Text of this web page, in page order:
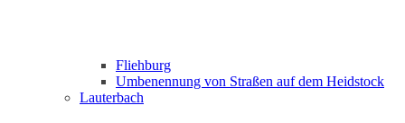
Fliehburg
Umbenennung von Straßen auf dem Heidstock
Lauterbach